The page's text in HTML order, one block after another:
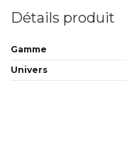
Détails produit
Gamme
Univers